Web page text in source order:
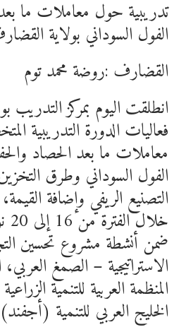
تدريبية حول معاملات ما
الفول السوداني بولاية
القضارف :روضة محمد توم
انطلقت اليوم بمركز التدريب
فعاليات الدورة التدريبية
معاملات ما بعد الحصاد
الفول السوداني وطرق
التصنيع الريفي وإضافة
ضمن أنشطة مشروع تحسين
الاستراتيجية – الصمغ
المنظمة العربية للتنمية
الخليج العربي للتنمية